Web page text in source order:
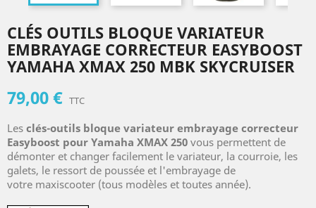
CLÉS OUTILS BLOQUE VARIATEUR
EMBRAYAGE CORRECTEUR EASYBOOST
YAMAHA XMAX 250 MBK SKYCRUISER
79,00 € TTC
Les clés-outils bloque variateur embrayage correcteur
Easyboost pour Yamaha XMAX 250 vous permettent de
démonter et changer facilement le variateur, la courroie, les
galets, le ressort de poussée et l'embrayage de
votre maxiscooter (tous modèles et toutes année).